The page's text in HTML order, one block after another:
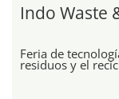
Indo Waste
Feria de
residuos y el